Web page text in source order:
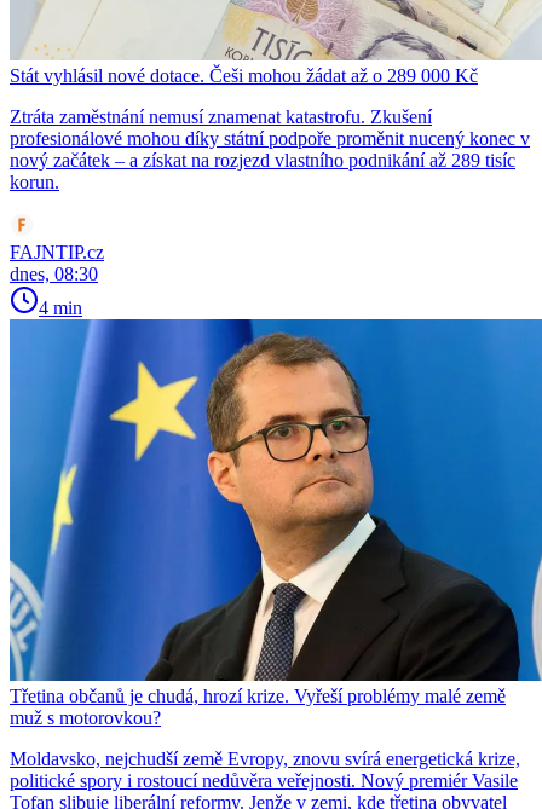
Stát vyhlásil nové dotace. Češi mohou žádat až o 289 000 Kč
Ztráta zaměstnání nemusí znamenat katastrofu. Zkušení
profesionálové mohou díky státní podpoře proměnit nucený konec v
nový začátek – a získat na rozjezd vlastního podnikání až 289 tisíc
korun.
FAJNTIP.cz
dnes, 08:30
4 min
Třetina občanů je chudá, hrozí krize. Vyřeší problémy malé země
muž s motorovkou?
Moldavsko, nejchudší země Evropy, znovu svírá energetická krize,
politické spory i rostoucí nedůvěra veřejnosti. Nový premiér Vasile
Tofan slibuje liberální reformy. Jenže v zemi, kde třetina obyvatel